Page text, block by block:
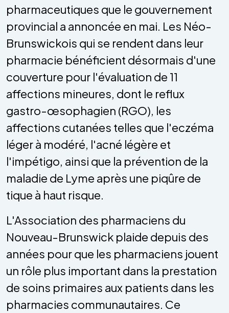
pharmaceutiques que le gouvernement
provincial a annoncée en mai. Les Néo-
Brunswickois qui se rendent dans leur
pharmacie bénéficient désormais d'une
couverture pour l'évaluation de 11
affections mineures, dont le reflux
gastro-œsophagien (RGO), les
affections cutanées telles que l'eczéma
léger à modéré, l'acné légère et
l'impétigo, ainsi que la prévention de la
maladie de Lyme après une piqûre de
tique à haut risque.
L'Association des pharmaciens du
Nouveau-Brunswick plaide depuis des
années pour que les pharmaciens jouent
un rôle plus important dans la prestation
de soins primaires aux patients dans les
pharmacies communautaires. Ce